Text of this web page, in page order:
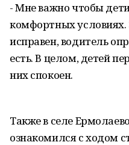
- Мне важно чтобы
комфортных условиях.
исправен, водитель
есть. В целом, детей
них спокоен.
Также в селе
ознакомился с ходом